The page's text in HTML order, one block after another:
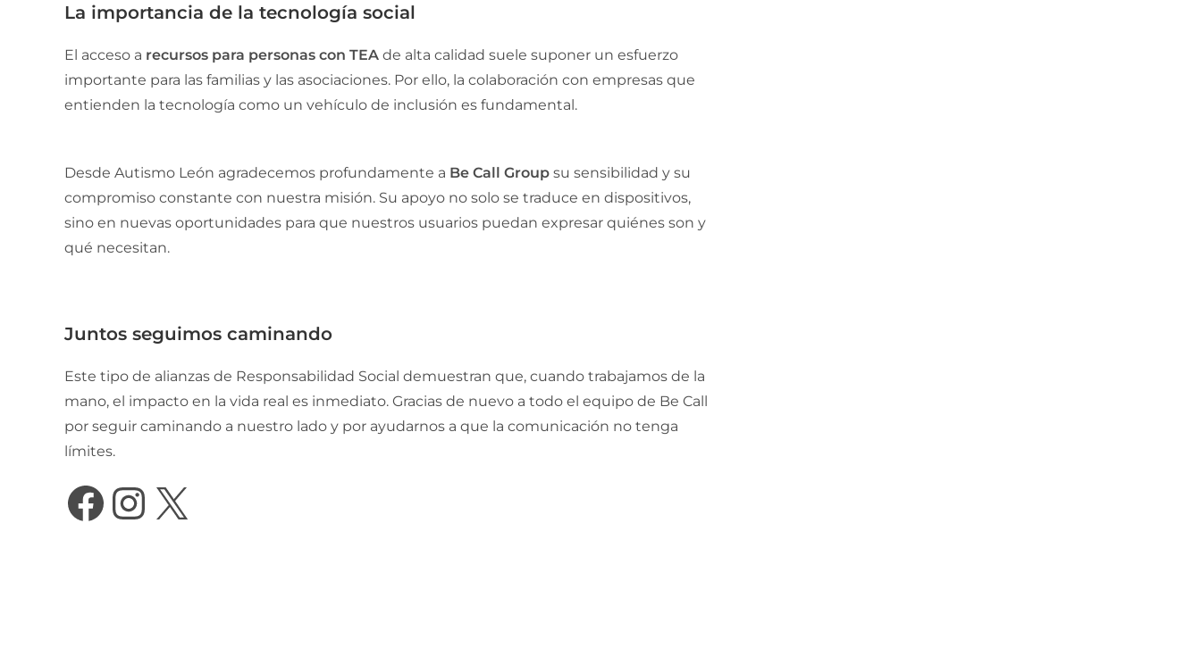
La importancia de la tecnología social
El acceso a recursos para personas con TEA de alta calidad suele suponer un esfuerzo
importante para las familias y las asociaciones. Por ello, la colaboración con empresas que
entienden la tecnología como un vehículo de inclusión es fundamental.
Desde Autismo León agradecemos profundamente a Be Call Group su sensibilidad y su
compromiso constante con nuestra misión. Su apoyo no solo se traduce en dispositivos,
sino en nuevas oportunidades para que nuestros usuarios puedan expresar quiénes son y
qué necesitan.
Juntos seguimos caminando
Este tipo de alianzas de Responsabilidad Social demuestran que, cuando trabajamos de la
mano, el impacto en la vida real es inmediato. Gracias de nuevo a todo el equipo de Be Call
por seguir caminando a nuestro lado y por ayudarnos a que la comunicación no tenga
límites.